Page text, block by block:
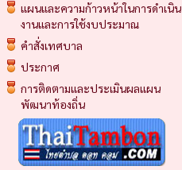
แผนและความก้าวหน้าในการดำเนิน
งานและการใช้งบประมาณ
คำสั่งเทศบาล
ประกาศ
การติดตามและประเมินผลแผน
พัฒนาท้องถิ่น